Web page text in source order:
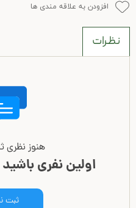
افزودن به علاقه مندی ها
نظرات
هنوز نظری
اولین نفری
ثبت